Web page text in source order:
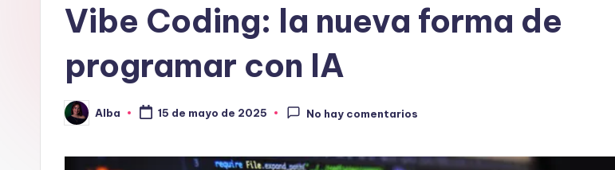
Vibe Coding: la nueva forma de
programar con IA
Publicado
por
Alba 15 de mayo de 2025 No hay comentarios